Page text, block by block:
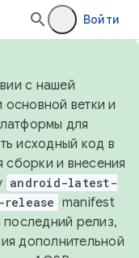
Войти
с нашей
ветки и
для
исходный код в
сборки и внесения
android-latest-
manifest
последний релиз,
дополнительной